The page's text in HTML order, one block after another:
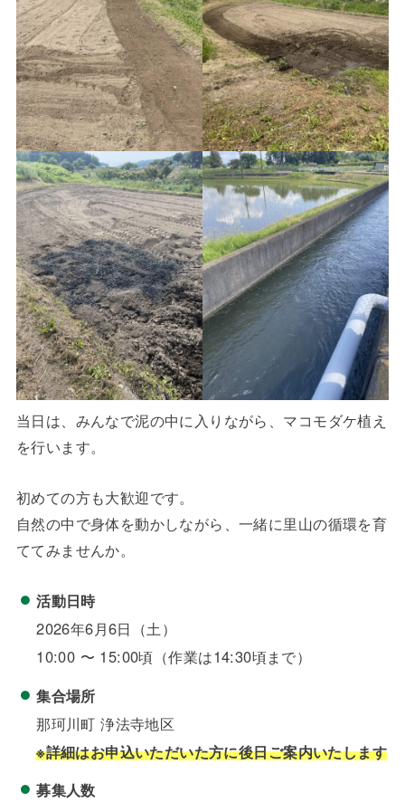
当日は、みんなで泥の中に入りながら、マコモダケ植え
を行います。
初めての方も大歓迎です。
自然の中で身体を動かしながら、一緒に里山の循環を育
ててみませんか。
活動日時
2026年6月6日（土）
10:00 〜 15:00頃（作業は14:30頃まで）
集合場所
那珂川町 浄法寺地区
※詳細はお申込いただいた方に後日ご案内いたします
募集人数